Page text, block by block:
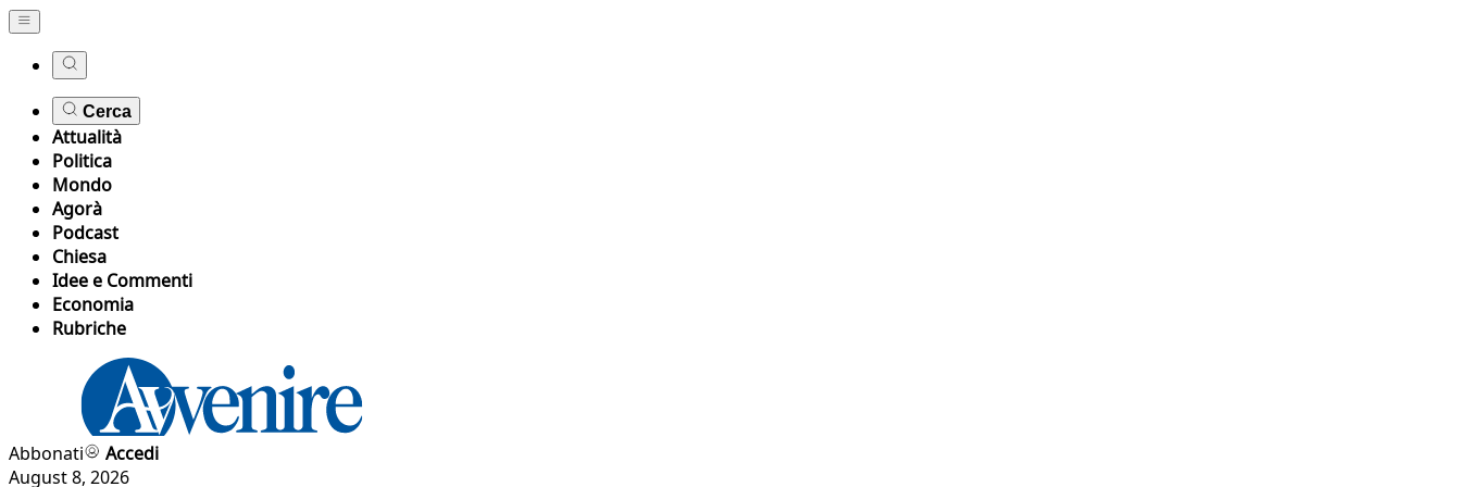
Cerca
Attualità
Politica
Mondo
Agorà
Podcast
Chiesa
Idee e Commenti
Economia
Rubriche
Abbonati
Accedi
August 8, 2026